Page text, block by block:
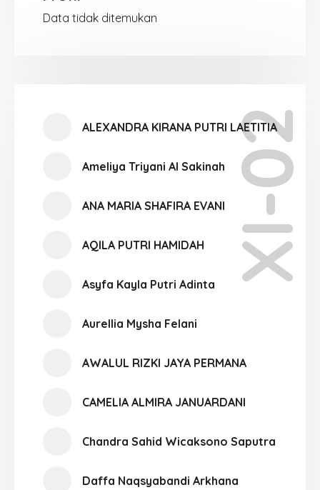
Data tidak ditemukan
XI-02
ALEXANDRA KIRANA PUTRI LAETITIA
Ameliya Triyani Al Sakinah
ANA MARIA SHAFIRA EVANI
AQILA PUTRI HAMIDAH
Asyfa Kayla Putri Adinta
Aurellia Mysha Felani
AWALUL RIZKI JAYA PERMANA
CAMELIA ALMIRA JANUARDANI
Chandra Sahid Wicaksono Saputra
Daffa Naqsyabandi Arkhana